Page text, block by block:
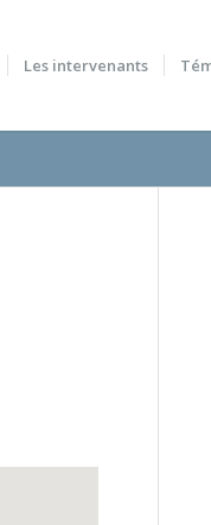
Les intervenants